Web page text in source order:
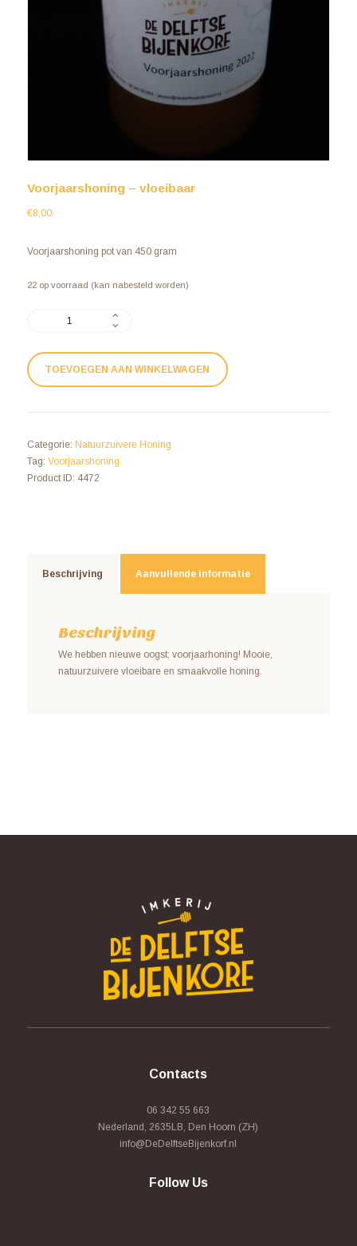
Voorjaarshoning – vloeibaar
€8,00
Voorjaarshoning pot van 450 gram
22 op voorraad (kan nabesteld worden)
TOEVOEGEN AAN WINKELWAGEN
Categorie: Natuurzuivere Honing
Tag: Voorjaarshoning
Product ID: 4472
Beschrijving Aanvullende informatie
Beschrijving
We hebben nieuwe oogst; voorjaarhoning! Mooie,
natuurzuivere vloeibare en smaakvolle honing.
Contacts
06 342 55 663
Nederland, 2635LB, Den Hoorn (ZH)
info@DeDelftseBijenkorf.nl
Follow Us